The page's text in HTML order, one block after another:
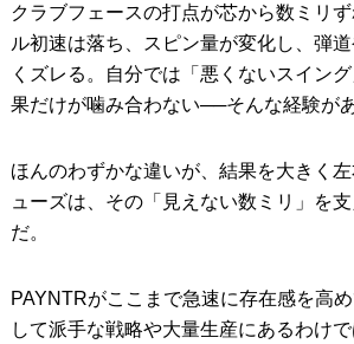
クラブフェースの打点が芯から数ミリ
ル初速は落ち、スピン量が変化し、弾
くズレる。自分では「悪くないスイン
果だけが噛み合わない──そんな経験が
ほんのわずかな違いが、結果を大きく
ューズは、その「見えない数ミリ」を
だ。
PAYNTRがここまで急速に存在感を高
して派手な戦略や大量生産にあるわけ